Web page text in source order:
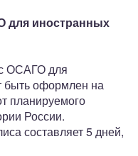
для иностранных
ОСАГО для
быть оформлен на
планируемого
России.
составляет 5 дней,